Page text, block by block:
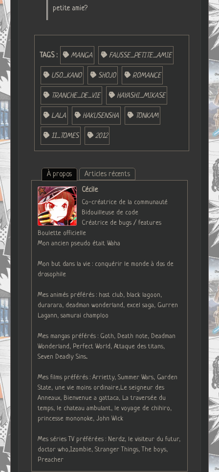
petite amie?
TAGS : MANGA FAUSSE_PETITE_AMIE
USO_KANO SHOJO ROMANCE
TRANCHE_DE_VIE HAYASHI_MIKASE
LALA HAKUSENSHA TONKAM
11_TOMES 2012
À propos
Articles récents
Cécile
Co-créatrice de la communauté
Bidouilleuse de code
Créatrice de bugs / features
Boulette officielle
Mon ancien pseudo était Waha
Mon but dans la vie : conquérir le monde à dos de
drosophile
Mes animés préférés : host club, black lagoon,
durarara, deadman wonderland, excel saga, Gurren
Lagann, samurai champloo
Mes mangas préférés : Goth, Death note, Deadman
Wonderland, Perfect World, Attaque des titans,
Seven Deadly Sins...
Mes films préférés : Arrietty, Summer Wars, Garden
State, une vie moins ordinaire,Le seigneur des
Anneaux, Bienvenue a gattaca, La traversée du
temps, le chateau ambulant, le voyage de chihiro,
princesse mononoke, John Wick
Mes séries TV préférées : Nerdz, le visiteur du futur,
doctor who,Izombie, Stranger Things, The boys,
Preacher